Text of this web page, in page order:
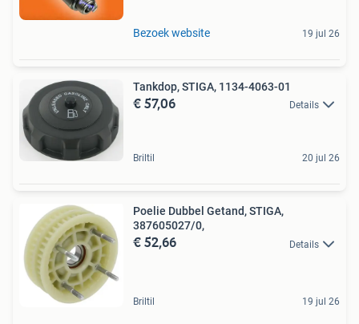
Bezoek website 19 jul 26
Tankdop, STIGA, 1134-4063-01
€ 57,06 Details
Briltil 20 jul 26
Poelie Dubbel Getand, STIGA,
387605027/0,
€ 52,66 Details
Briltil 19 jul 26